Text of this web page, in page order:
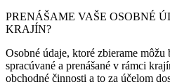
PRENÁŠAME VAŠE OSOBNÉ
KRAJÍN?
Osobné údaje, ktoré zbierame
spracúvané a prenášané v rámci
obchodné činnosti a to za účelom